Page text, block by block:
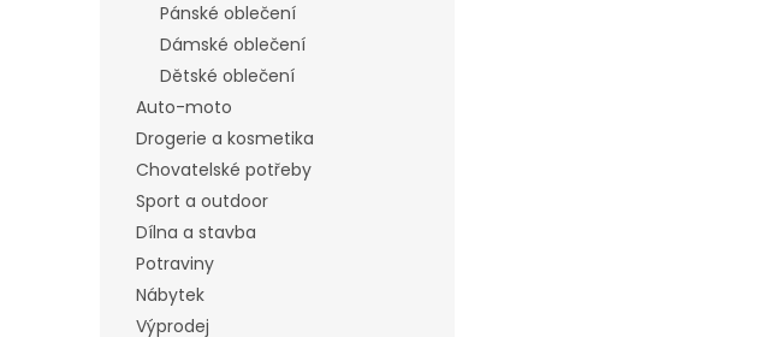
Pánské oblečení
Dámské oblečení
Dětské oblečení
Auto-moto
Drogerie a kosmetika
Chovatelské potřeby
Sport a outdoor
Dílna a stavba
Potraviny
Nábytek
Výprodej